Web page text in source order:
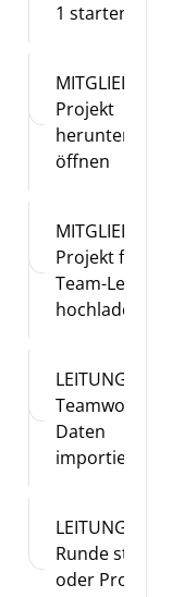
1 starten
MITGLIED:
Projekt
herunterladen/
öffnen
MITGLIED:
Projekt für
Team-Leitung
hochladen
LEITUNG:
Teamwork-
Daten
importieren
LEITUNG: Neue
Runde starten
oder Projekt